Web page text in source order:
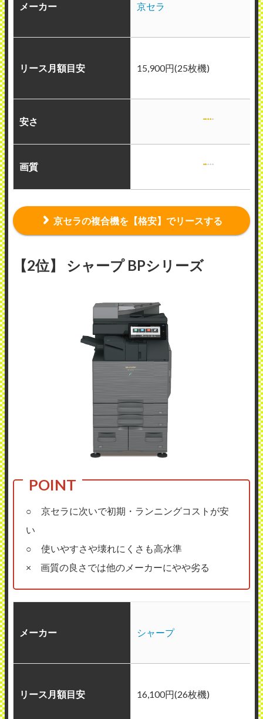
メーカー 京セラ
リース月額目安 15,900円(25枚機)
安さ
画質
京セラの複合機を【格安】でリースする
【2位】 シャープ BPシリーズ
○ 京セラに次いで初期・ランニングコストが安
い
○ 使いやすさや壊れにくさも高水準
× 画質の良さでは他のメーカーにやや劣る
メーカー シャープ
リース月額目安 16,100円(26枚機)